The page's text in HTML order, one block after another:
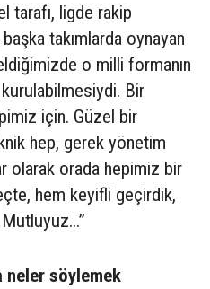
tarafı, ligde rakip
takımlarda oynayan
o milli formanın
Bir
için. Güzel bir
hep, gerek yönetim
olarak orada hepimiz bir
hem keyifli geçirdik,
neler söylemek